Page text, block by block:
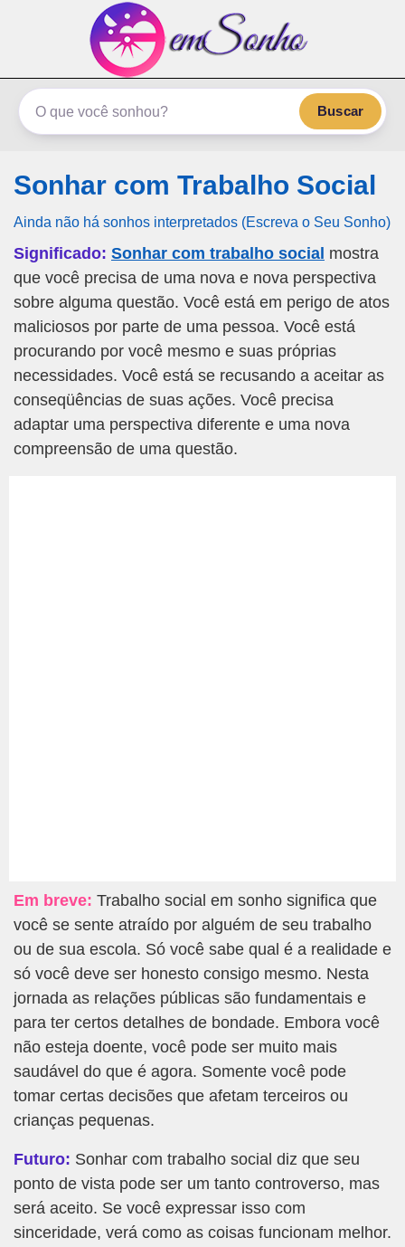
emSonho.com
Os sonhos significam mais
Buscar
Sonhar com Trabalho Social
Ainda não há sonhos interpretados (Escreva o Seu Sonho)
Significado: Sonhar com trabalho social mostra
que você precisa de uma nova e nova perspectiva
sobre alguma questão. Você está em perigo de atos
maliciosos por parte de uma pessoa. Você está
procurando por você mesmo e suas próprias
necessidades. Você está se recusando a aceitar as
conseqüências de suas ações. Você precisa
adaptar uma perspectiva diferente e uma nova
compreensão de uma questão.
Em breve: Trabalho social em sonho significa que
você se sente atraído por alguém de seu trabalho
ou de sua escola. Só você sabe qual é a realidade e
só você deve ser honesto consigo mesmo. Nesta
jornada as relações públicas são fundamentais e
para ter certos detalhes de bondade. Embora você
não esteja doente, você pode ser muito mais
saudável do que é agora. Somente você pode
tomar certas decisões que afetam terceiros ou
crianças pequenas.
Futuro: Sonhar com trabalho social diz que seu
ponto de vista pode ser um tanto controverso, mas
será aceito. Se você expressar isso com
sinceridade, verá como as coisas funcionam melhor.